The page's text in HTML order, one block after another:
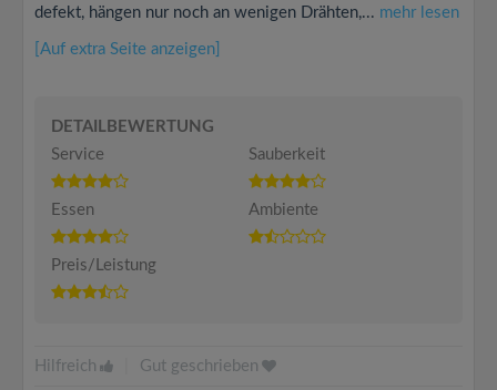
defekt, hängen nur noch an wenigen Drähten,... mehr lesen
[Auf extra Seite anzeigen]
DETAILBEWERTUNG
Service
Sauberkeit
Essen Ambiente
Preis/Leistung
Hilfreich Gut geschrieben